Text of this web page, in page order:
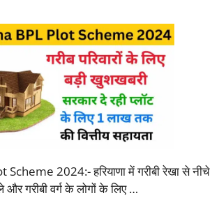
2024:- हरियाणा में गरीबी रेखा से नीचे
गरीबी वर्ग के लोगों के लिए …